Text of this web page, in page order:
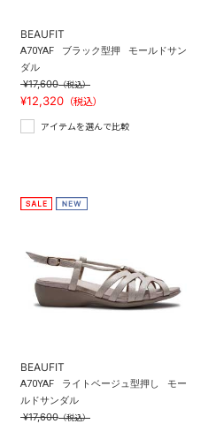
BEAUFIT
A70YAF ブラック型押
モールドサン
ダル
¥17,600（税込）
¥12,320 （税込）
アイテムを選んで比較
BEAUFIT
A70YAF ライトベージュ型押し
モー
ルドサンダル
¥17,600（税込）